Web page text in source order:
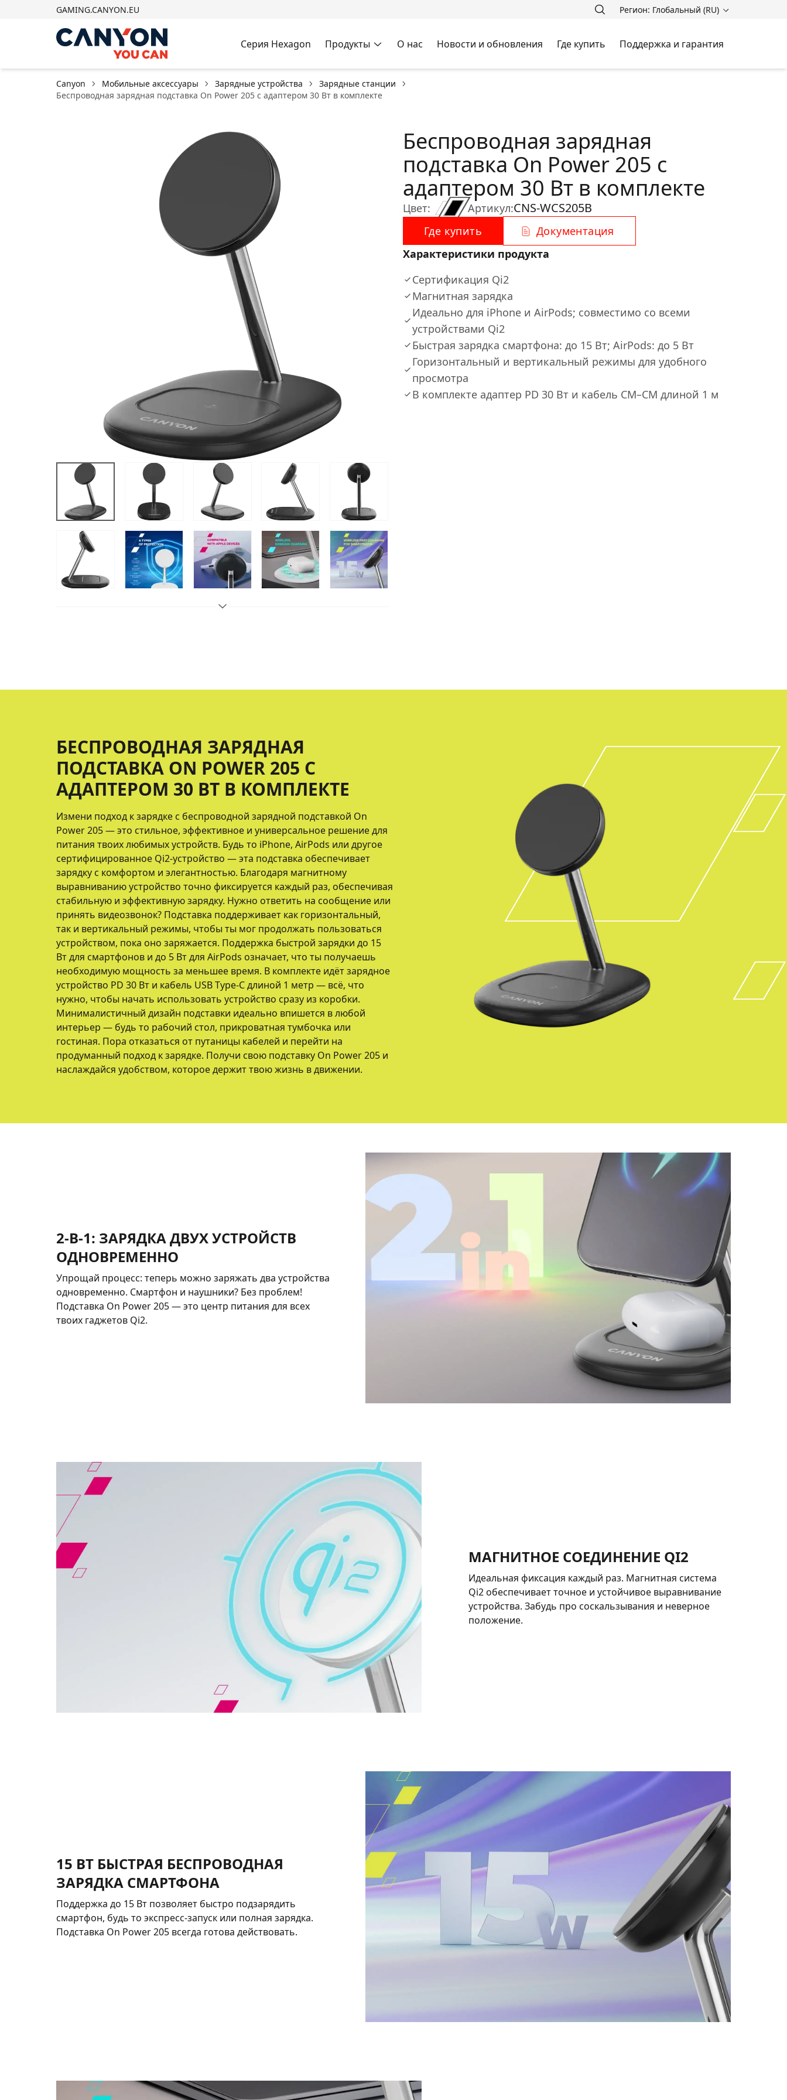
GAMING.CANYON.EU Регион: Глобальный (RU)
Серия Hexagon Продукты О нас Новости и обновления Где купить Поддержка и гарантия
Canyon Мобильные аксессуары Зарядные устройства
Зарядные станции
Беспроводная зарядная подставка On Power 205 с адаптером 30 Вт в комплекте
Цвет:
Беспроводная зарядная
подставка On Power 205 с
адаптером 30 Вт в комплекте
Артикул:CNS-WCS205B
Где купить
Документация
Характеристики продукта
Сертификация Qi2
Магнитная зарядка
Идеально для iPhone и AirPods; совместимо со всеми
устройствами Qi2
Быстрая зарядка смартфона: до 15 Вт; AirPods: до 5 Вт
Горизонтальный и вертикальный режимы для удобного
просмотра
В комплекте адаптер PD 30 Вт и кабель CM–CM длиной 1 м
БЕСПРОВОДНАЯ ЗАРЯДНАЯ
ПОДСТАВКА ON POWER 205 С
АДАПТЕРОМ 30 ВТ В КОМПЛЕКТЕ
Измени подход к зарядке с беспроводной зарядной подставкой On
Power 205 — это стильное, эффективное и универсальное решение для
питания твоих любимых устройств. Будь то iPhone, AirPods или другое
сертифицированное Qi2-устройство — эта подставка обеспечивает
зарядку с комфортом и элегантностью. Благодаря магнитному
выравниванию устройство точно фиксируется каждый раз, обеспечивая
стабильную и эффективную зарядку. Нужно ответить на сообщение или
принять видеозвонок? Подставка поддерживает как горизонтальный,
так и вертикальный режимы, чтобы ты мог продолжать пользоваться
устройством, пока оно заряжается. Поддержка быстрой зарядки до 15
Вт для смартфонов и до 5 Вт для AirPods означает, что ты получаешь
необходимую мощность за меньшее время. В комплекте идёт зарядное
устройство PD 30 Вт и кабель USB Type-C длиной 1 метр — всё, что
нужно, чтобы начать использовать устройство сразу из коробки.
Минималистичный дизайн подставки идеально впишется в любой
интерьер — будь то рабочий стол, прикроватная тумбочка или
гостиная. Пора отказаться от путаницы кабелей и перейти на
продуманный подход к зарядке. Получи свою подставку On Power 205 и
наслаждайся удобством, которое держит твою жизнь в движении.
2-В-1: ЗАРЯДКА ДВУХ УСТРОЙСТВ
ОДНОВРЕМЕННО
Упрощай процесс: теперь можно заряжать два устройства
одновременно. Смартфон и наушники? Без проблем!
Подставка On Power 205 — это центр питания для всех
твоих гаджетов Qi2.
МАГНИТНОЕ СОЕДИНЕНИЕ QI2
Идеальная фиксация каждый раз. Магнитная система
Qi2 обеспечивает точное и устойчивое выравнивание
устройства. Забудь про соскальзывания и неверное
положение.
15 ВТ БЫСТРАЯ БЕСПРОВОДНАЯ
ЗАРЯДКА СМАРТФОНА
Поддержка до 15 Вт позволяет быстро подзарядить
смартфон, будь то экспресс-запуск или полная зарядка.
Подставка On Power 205 всегда готова действовать.